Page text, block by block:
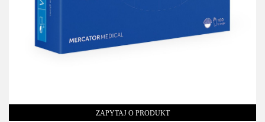
ZAPYTAJ O PRODUKT